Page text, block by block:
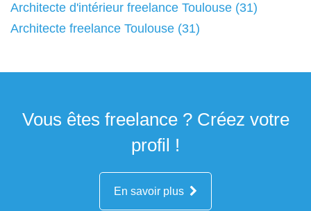
Architecte d'intérieur freelance Toulouse (31)
Architecte freelance Toulouse (31)
Vous êtes freelance ? Créez votre
profil !
En savoir plus